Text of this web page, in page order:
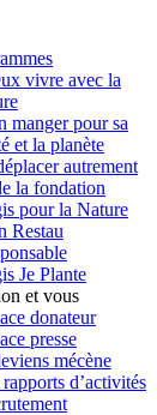
vivre avec la
manger pour sa
et la planète
autrement
la fondation
pour la Nature
Restau
Je Plante
et vous
donateur
presse
mécène
d’activités